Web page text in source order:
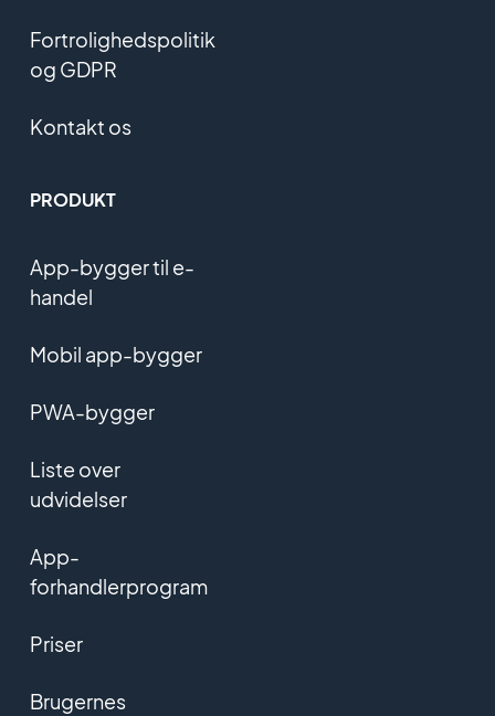
Fortrolighedspolitik
og GDPR
Kontakt os
PRODUKT
App-bygger til e-
handel
Mobil app-bygger
PWA-bygger
Liste over
udvidelser
App-
forhandlerprogram
Priser
Brugernes